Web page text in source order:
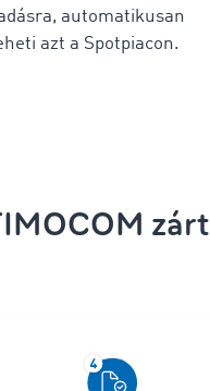
automatikusan
azt a Spotpiacon.
zárt